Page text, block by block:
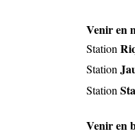
Venir en
Station
Station
Station
Venir en